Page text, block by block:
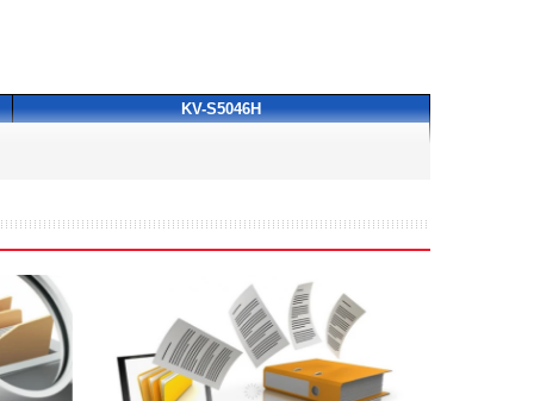
KV-S5046H
Simplex
Duplex
80 / 80 ppm
160 / 160 ipm
80 / 80 ppm
65 / 65 ppm
130 / 130 ipm
65 / 65 ppm
130 / 130 ipm
80 / 80 ppm
160 / 160 ipm
80 / 80 ppm
160 / 160 ipm